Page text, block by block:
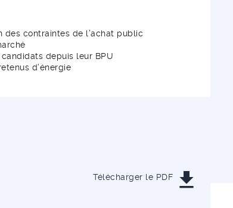
contraintes de l’achat public
depuis leur BPU
d’énergie
Télécharger le PDF get_app